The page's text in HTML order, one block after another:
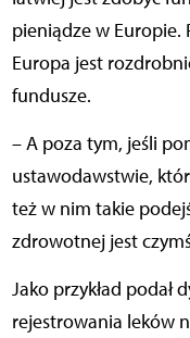
pieniądze w Europie.
Europa jest
fundusze.
– A poza tym, jeśli
ustawodawstwie,
też w nim takie
zdrowotnej jest czymś
Jako przykład podał
rejestrowania leków